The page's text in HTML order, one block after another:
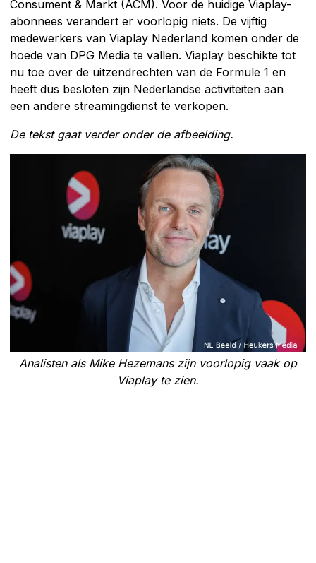
Consument & Markt (ACM). Voor de huidige Viaplay-
abonnees verandert er voorlopig niets. De vijftig
medewerkers van Viaplay Nederland komen onder de
hoede van DPG Media te vallen. Viaplay beschikte tot
nu toe over de uitzendrechten van de Formule 1 en
heeft dus besloten zijn Nederlandse activiteiten aan
een andere streamingdienst te verkopen.
De tekst gaat verder onder de afbeelding.
Analisten als Mike Hezemans zijn voorlopig vaak op
Viaplay te zien.